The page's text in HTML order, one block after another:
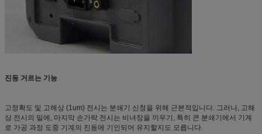
진동 거르는 기능
고정확도 및 고해상 (1um) 전시는 분쇄기 신청을 위해 근본적입니다. 그러나, 고해
상 전시의 밑에, 마지막 손가락 전시는 비녀장을 끼우기, 특히 큰 분쇄기에서 기계
로 가공 과정 도중 기계의 진동에 기인되어 유지할지도 모릅니다.